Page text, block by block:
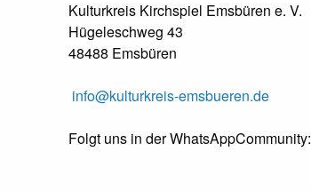
Kulturkreis Kirchspiel Emsbüren e. V.
Hügeleschweg 43
48488 Emsbüren
info@kulturkreis-emsbueren.de
Folgt uns in der WhatsAppCommunity: